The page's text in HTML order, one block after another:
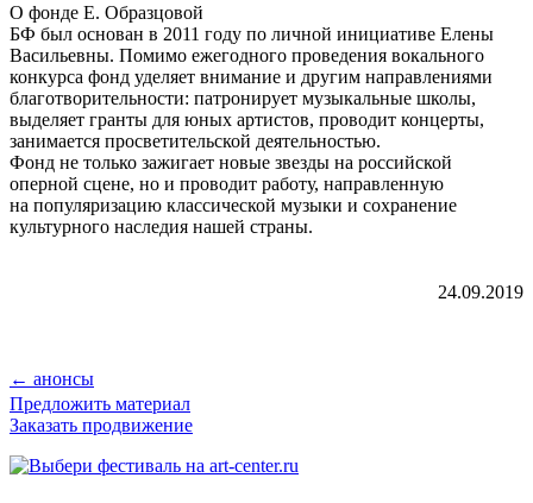
О фонде Е. Образцовой
БФ был основан в 2011 году по личной инициативе Елены
Васильевны. Помимо ежегодного проведения вокального
конкурса фонд уделяет внимание и другим направлениями
благотворительности: патронирует музыкальные школы,
выделяет гранты для юных артистов, проводит концерты,
занимается просветительской деятельностью.
Фонд не только зажигает новые звезды на российской
оперной сцене, но и проводит работу, направленную
на популяризацию классической музыки и сохранение
культурного наследия нашей страны.
24.09.2019
← анонсы
Предложить материал
Заказать продвижение